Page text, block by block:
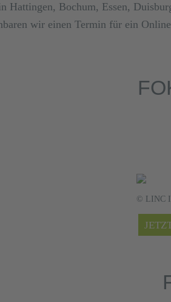
Bochum, Essen,
wir einen Termin für ein
© LINC